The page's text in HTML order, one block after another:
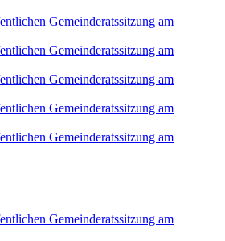
Gemeinderatssitzung am
Gemeinderatssitzung am
Gemeinderatssitzung am
Gemeinderatssitzung am
Gemeinderatssitzung am
Gemeinderatssitzung am